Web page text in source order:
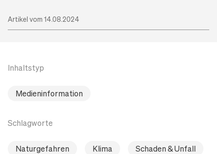
Artikel vom 14.08.2024
Inhaltstyp
Medieninformation
Schlagworte
Naturgefahren Klima Schaden & Unfall